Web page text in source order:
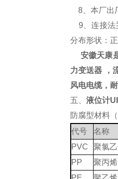
8、本厂出
9、连接法
分布形状：
安徽天康
力变送器 ，
风电电缆，
五、 液位计
防腐型材料
代号
名称
PVC
聚氯
PP
聚丙烯